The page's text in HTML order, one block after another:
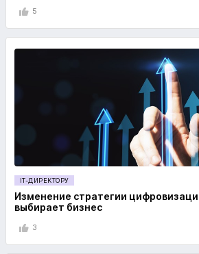
5
IT-ДИРЕКТОРУ
Изменение стратегии
выбирает бизнес
3